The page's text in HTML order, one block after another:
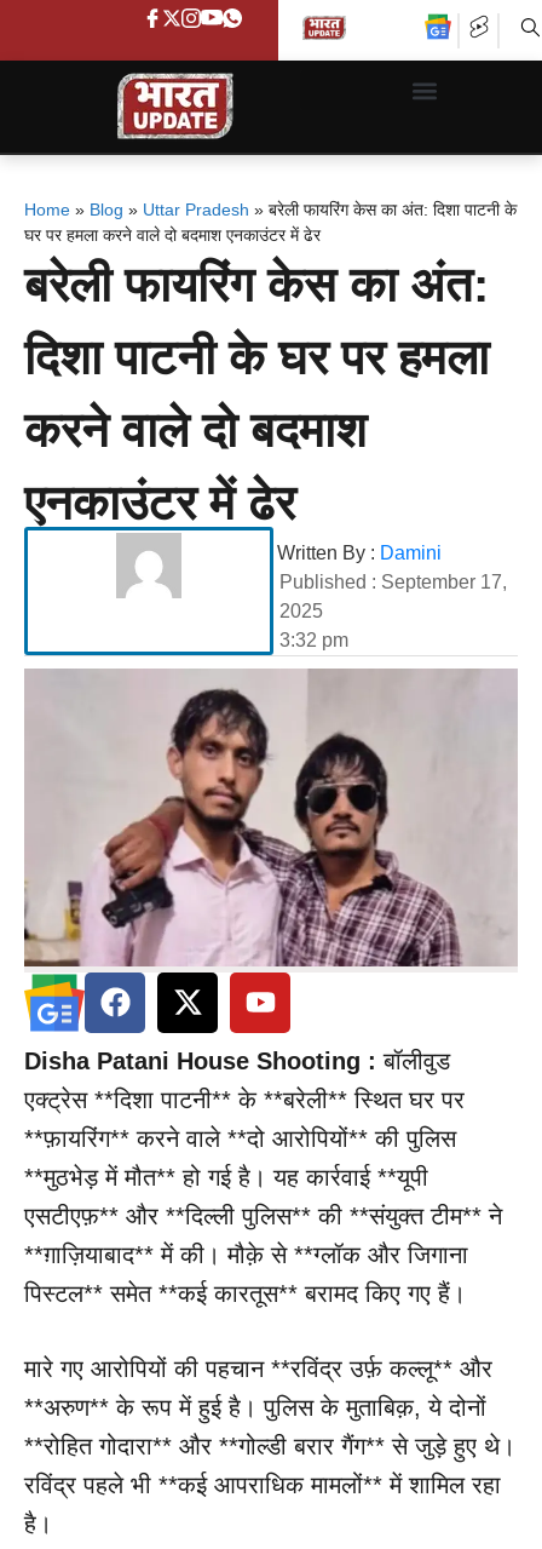
Home » Blog » Uttar Pradesh » बरेली फायरिंग केस का अंत: दिशा पाटनी के
घर पर हमला करने वाले दो बदमाश एनकाउंटर में ढेर
बरेली फायरिंग केस का अंत:
दिशा पाटनी के घर पर हमला
करने वाले दो बदमाश
एनकाउंटर में ढेर
Written By : Damini
Published : September 17,
2025
3:32 pm
Disha Patani House Shooting :बॉलीवुड
एक्ट्रेस **दिशा पाटनी** के **बरेली** स्थित घर पर
**फ़ायरिंग** करने वाले **दो आरोपियों** की पुलिस
**मुठभेड़ में मौत** हो गई है। यह कार्रवाई **यूपी
एसटीएफ़** और **दिल्ली पुलिस** की **संयुक्त टीम** ने
**ग़ाज़ियाबाद** में की। मौक़े से **ग्लॉक और जिगाना
पिस्टल** समेत **कई कारतूस** बरामद किए गए हैं।
मारे गए आरोपियों की पहचान **रविंद्र उर्फ़ कल्लू** और
**अरुण** के रूप में हुई है। पुलिस के मुताबिक़, ये दोनों
**रोहित गोदारा** और **गोल्डी बरार गैंग** से जुड़े हुए थे।
रविंद्र पहले भी **कई आपराधिक मामलों** में शामिल रहा
है।